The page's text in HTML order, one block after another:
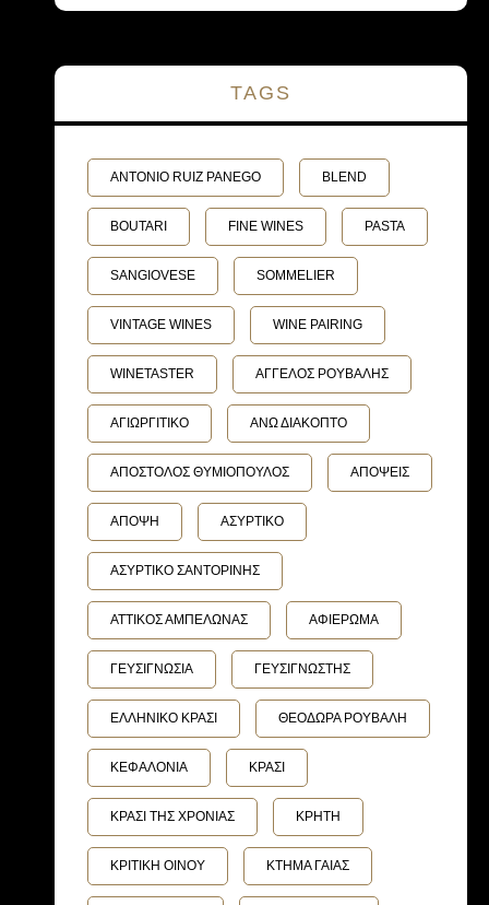
TAGS
ANTONIO RUIZ PANEGO BLEND
BOUTARI FINE WINES PASTA
SANGIOVESE SOMMELIER
VINTAGE WINES WINE PAIRING
WINETASTER ΑΓΓΕΛΟΣ ΡΟΥΒΑΛΗΣ
ΑΓΙΩΡΓΙΤΙΚΟ ΑΝΩ ΔΙΑΚΟΠΤΟ
ΑΠΟΣΤΟΛΟΣ ΘΥΜΙΟΠΟΥΛΟΣ ΑΠΟΨΕΙΣ
ΑΠΟΨΗ ΑΣΥΡΤΙΚΟ
ΑΣΥΡΤΙΚΟ ΣΑΝΤΟΡΙΝΗΣ
ΑΤΤΙΚΟΣ ΑΜΠΕΛΩΝΑΣ ΑΦΙΕΡΩΜΑ
ΓΕΥΣΙΓΝΩΣΙΑ ΓΕΥΣΙΓΝΩΣΤΗΣ
ΕΛΛΗΝΙΚΟ ΚΡΑΣΙ ΘΕΟΔΩΡΑ ΡΟΥΒΑΛΗ
ΚΕΦΑΛΟΝΙΑ ΚΡΑΣΙ
ΚΡΑΣΙ ΤΗΣ ΧΡΟΝΙΑΣ ΚΡΗΤΗ
ΚΡΙΤΙΚΗ ΟΙΝΟΥ ΚΤΗΜΑ ΓΑΙΑΣ